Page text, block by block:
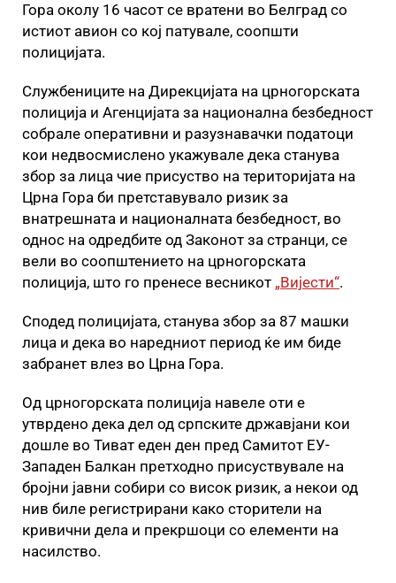
Гора околу 16 часот се вратени во Белград со
истиот авион со кој патувале, соопшти
полицијата.
Службениците на Дирекцијата на црногорската
полиција и Агенцијата за национална безбедност
собрале оперативни и разузнавачки податоци
кои недвосмислено укажувале дека станува
збор за лица чие присуство на територијата на
Црна Гора би претставувало ризик за
внатрешната и националната безбедност, во
однос на одредбите од Законот за странци, се
вели во соопштението на црногорската
полиција, што го пренесе весникот „Вијести“.
Сподед полицијата, станува збор за 87 машки
лица и дека во наредниот период ќе им биде
забранет влез во Црна Гора.
Од црногорската полиција навеле оти е
утврдено дека дел од српските државјани кои
дошле во Тиват еден ден пред Самитот ЕУ-
Западен Балкан претходно присуствувале на
бројни јавни собири со висок ризик, а некои од
нив биле регистрирани како сторители на
кривични дела и прекршоци со елементи на
насилство.